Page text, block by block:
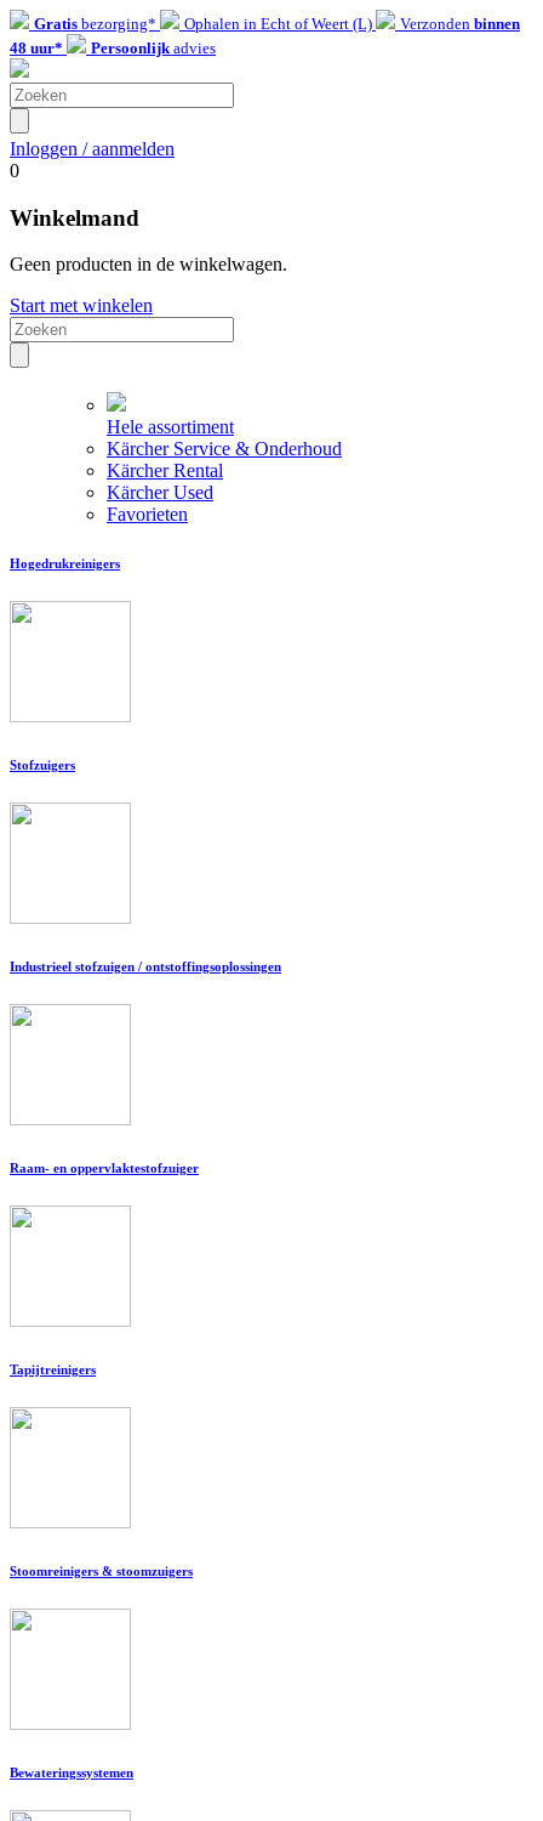
Gratis bezorging* Ophalen in Echt of Weert (L) Verzonden binnen
48 uur*
Persoonlijkadvies
Inloggen / aanmelden
0
Winkelmand
Geen producten in de winkelwagen.
Start met winkelen
Hele assortiment
Kärcher Service & Onderhoud
Kärcher Rental
Kärcher Used
Favorieten
Hogedrukreinigers
Stofzuigers
Industrieel stofzuigen / ontstoffingsoplossingen
Raam- en oppervlaktestofzuiger
Tapijtreinigers
Stoomreinigers & stoomzuigers
Bewateringssystemen